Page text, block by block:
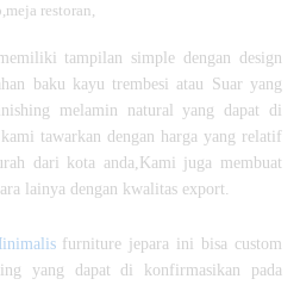
restoran,
tampilan simple dengan design
baku kayu trembesi atau Suar yang
melamin natural yang dapat di
tawarkan dengan harga yang relatif
dari kota anda,Kami juga membuat
lainya dengan kwalitas export.
furniture jepara ini bisa custom
yang dapat di konfirmasikan pada